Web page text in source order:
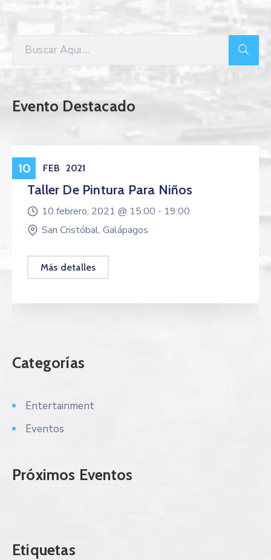
Evento Destacado
10 FEB 2021
Eventos
Taller De Pintura Para Niños
10 febrero, 2021 @ 15:00 - 19:00
San Cristóbal, Galápagos
Más detalles
Categorías
Entertainment
Eventos
Próximos Eventos
Etiquetas